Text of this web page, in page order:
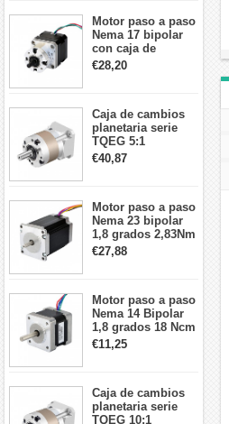
Motor paso a paso
Nema 17 bipolar
con caja de
cambios planetaria
5:1 longitud 33mm
Robot CNC DIY
€28,20
Caja de cambios
planetaria serie
TQEG 5:1
contragolpe 15
arcmin para motor
€40,87
Motor paso a paso
Nema 23 bipolar
1,8 grados 2,83Nm
4A 2,26 V
57x57x84mm 8
€27,88
Motor paso a paso
Nema 14 Bipolar
1,8 grados 18 Ncm
0,8 A 5,74 V 35 x
35 x 34 mm 4
€11,25
Caja de cambios
planetaria serie
TQEG 10:1